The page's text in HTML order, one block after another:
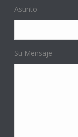
Asunto
Su Mensaje